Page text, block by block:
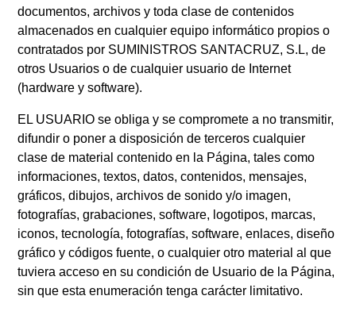
documentos, archivos y toda clase de contenidos
almacenados en cualquier equipo informático propios o
contratados por SUMINISTROS SANTACRUZ, S.L, de
otros Usuarios o de cualquier usuario de Internet
(hardware y software).
EL USUARIO se obliga y se compromete a no transmitir,
difundir o poner a disposición de terceros cualquier
clase de material contenido en la Página, tales como
informaciones, textos, datos, contenidos, mensajes,
gráficos, dibujos, archivos de sonido y/o imagen,
fotografías, grabaciones, software, logotipos, marcas,
iconos, tecnología, fotografías, software, enlaces, diseño
gráfico y códigos fuente, o cualquier otro material al que
tuviera acceso en su condición de Usuario de la Página,
sin que esta enumeración tenga carácter limitativo.